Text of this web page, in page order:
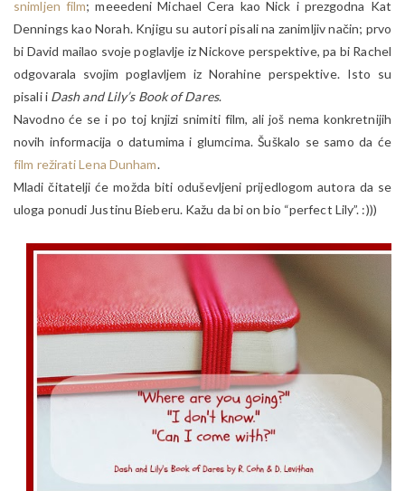
snimljen film; meeedeni Michael Cera kao Nick i prezgodna Kat
Dennings kao Norah. Knjigu su autori pisali na zanimljiv način; prvo
bi David mailao svoje poglavlje iz Nickove perspektive, pa bi Rachel
odgovarala svojim poglavljem iz Norahine perspektive. Isto su
pisali i Dash and Lily’s Book of Dares.
Navodno će se i po toj knjizi snimiti film, ali još nema konkretnijih
novih informacija o datumima i glumcima. Šuškalo se samo da će
film režirati Lena Dunham.
Mladi čitatelji će možda biti oduševljeni prijedlogom autora da se
uloga ponudi Justinu Bieberu. Kažu da bi on bio “perfect Lily”. :)))